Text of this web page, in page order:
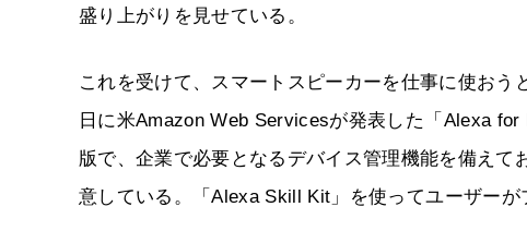
盛り上がりを見せている。
これを受けて、スマートスピーカーを仕事に使お
日に米Amazon Web Servicesが発表した「Alexa
版で、企業で必要となるデバイス管理機能を備え
意している。「Alexa Skill Kit」を使ってユーザーが